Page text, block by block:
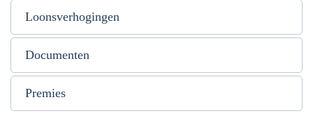
Loonsverhogingen
Documenten
Premies